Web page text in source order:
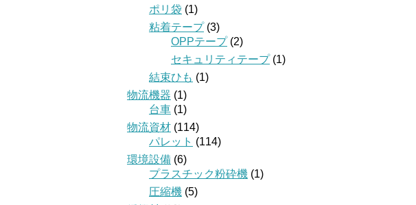
ポリ袋 (1)
粘着テープ(3)
OPPテープ(2)
セキュリティテープ(1)
結束ひも (1)
物流機器 (1)
台車 (1)
物流資材 (114)
パレット (114)
環境設備 (6)
プラスチック粉砕機 (1)
圧縮機 (5)